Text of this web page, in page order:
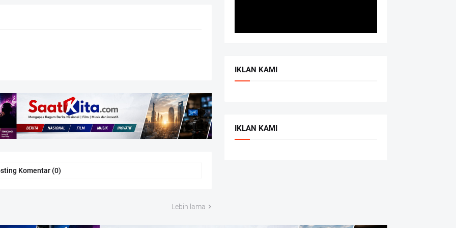
Komentar (0)
Lebih lama
IKLAN KAMI
IKLAN KAMI